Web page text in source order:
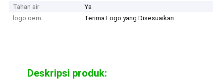
Tahan air
Ya
logo oem
Terima Logo yang Disesuaikan
Deskripsi produk: